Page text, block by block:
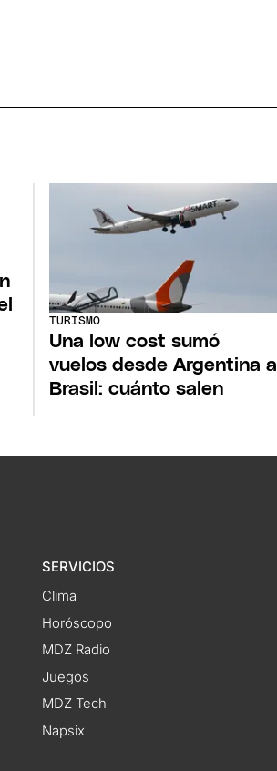
TURISMO
Una low cost sumó
vuelos desde Argentina a
Brasil: cuánto salen
SERVICIOS
Clima
Horóscopo
MDZ Radio
Juegos
MDZ Tech
Napsix